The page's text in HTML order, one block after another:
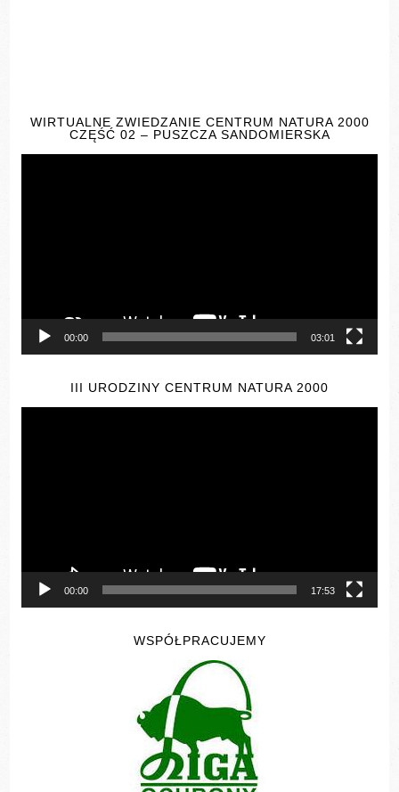
WIRTUALNE ZWIEDZANIE CENTRUM NATURA 2000
CZĘŚĆ 02 – PUSZCZA SANDOMIERSKA
00:00 03:01
III URODZINY CENTRUM NATURA 2000
00:00 17:53
WSPÓŁPRACUJEMY